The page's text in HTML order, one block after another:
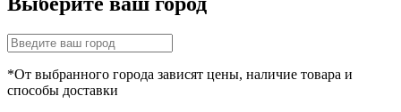
*От выбранного города зависят цены, наличие товара и
способы доставки